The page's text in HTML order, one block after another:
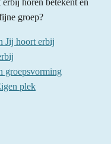
horen betekent en
groep?
Jij hoort erbij
groepsvorming
plek